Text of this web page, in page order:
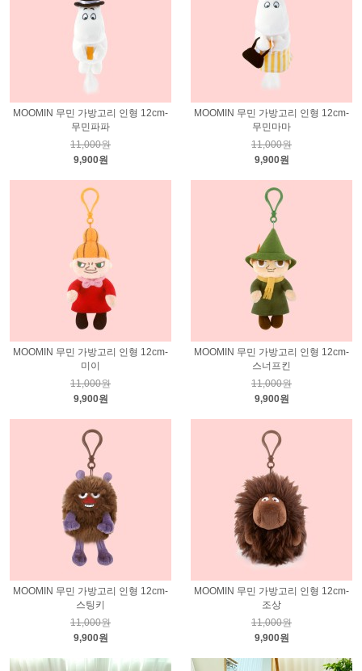
MOOMIN 무민 가방고리 인형 12cm-
무민파파
11,000원
9,900원
MOOMIN 무민 가방고리 인형 12cm-
무민마마
11,000원
9,900원
MOOMIN 무민 가방고리 인형 12cm-
미이
11,000원
9,900원
MOOMIN 무민 가방고리 인형 12cm-
스너프킨
11,000원
9,900원
MOOMIN 무민 가방고리 인형 12cm-
스팅키
11,000원
9,900원
MOOMIN 무민 가방고리 인형 12cm-
조상
11,000원
9,900원